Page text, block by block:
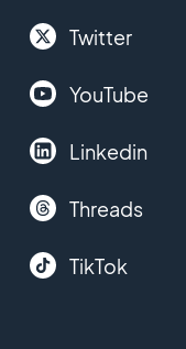
Twitter
YouTube
Linkedin
Threads
TikTok